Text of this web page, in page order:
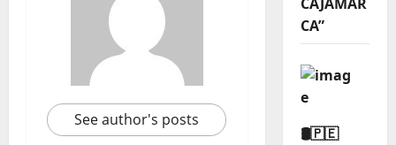
See author's posts
CA”
🛢️🇵🇪